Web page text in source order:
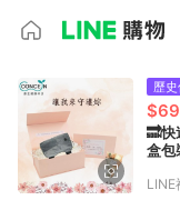
歷
🔜快
盒包
LINE